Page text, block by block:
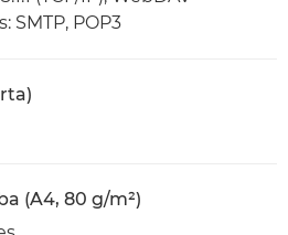
SMTP, POP3
(A4, 80 g/m²)